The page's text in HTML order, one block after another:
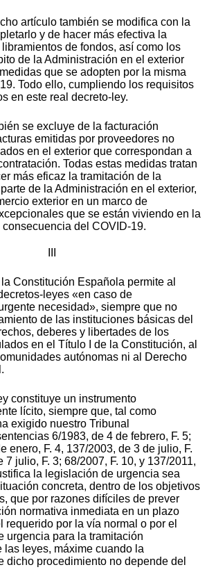
artículo también se modifica con la
y de hacer más efectiva la
de fondos, así como los
de la Administración en el exterior
que se adopten por la misma
Todo ello, cumpliendo los requisitos
en este real decreto-ley.
se excluye de la facturación
emitidas por proveedores no
en el exterior que correspondan a
Todas estas medidas tratan
más eficaz la tramitación de la
de la Administración en el exterior,
exterior en un marco de
que se están viviendo en la
del COVID-19.
Constitución Española permite al
leyes «en caso de
necesidad», siempre que no
de las instituciones básicas del
deberes y libertades de los
en el Título I de la Constitución, al
autónomas ni al Derecho
constituye un instrumento
lícito, siempre que, tal como
exigido nuestro Tribunal
6/1983, de 4 de febrero, F. 5;
enero, F. 4, 137/2003, de 3 de julio, F.
7 julio, F. 3; 68/2007, F. 10, y 137/2011,
la legislación de urgencia sea
concreta, dentro de los objetivos
que por razones difíciles de prever
normativa inmediata en un plazo
requerido por la vía normal o por el
urgencia para la tramitación
las leyes, máxime cuando la
dicho procedimiento no depende del